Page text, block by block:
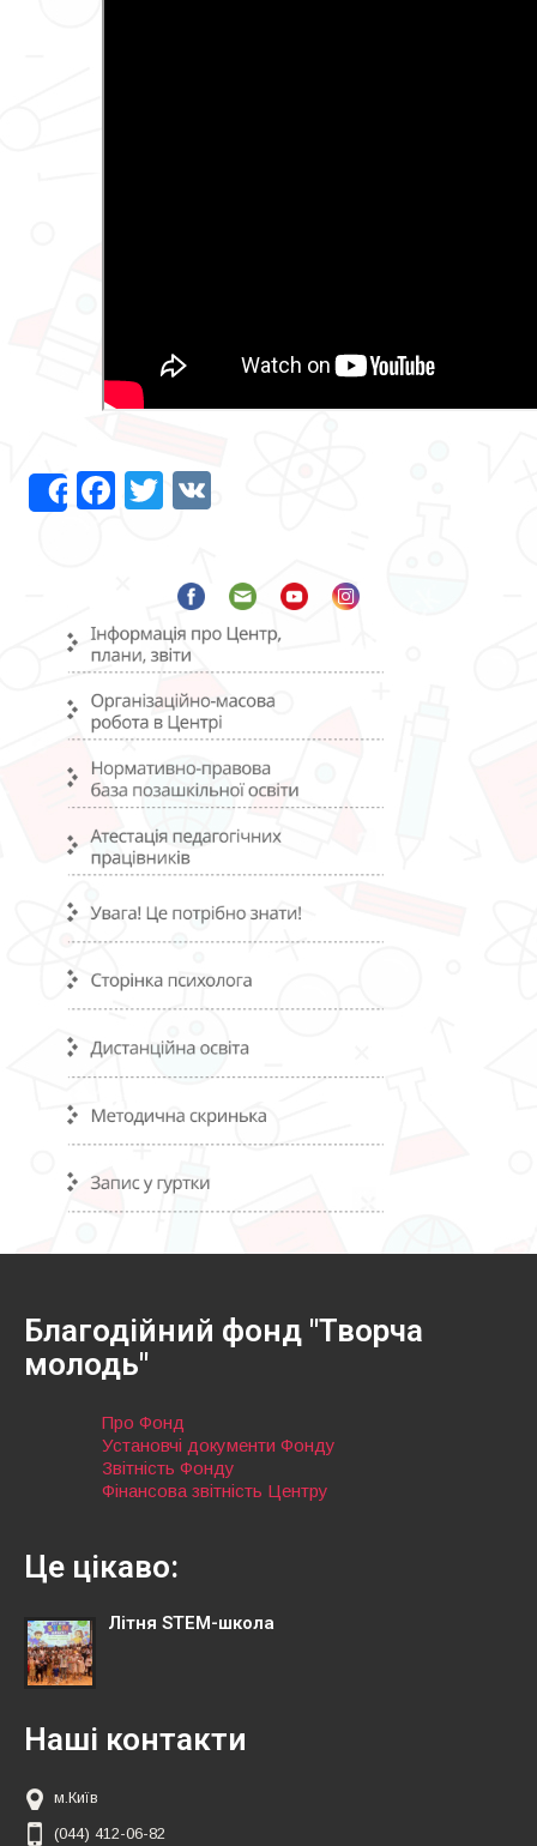
ShareFacebook
Twitter
Благодійний фонд "Творча
молодь"
Про Фонд
Установчі документи Фонду
Звітність Фонду
Фінансова звітність Центру
Це цікаво:
Літня STEM-школа
Наші контакти
м.Київ
(044) 412-06-82